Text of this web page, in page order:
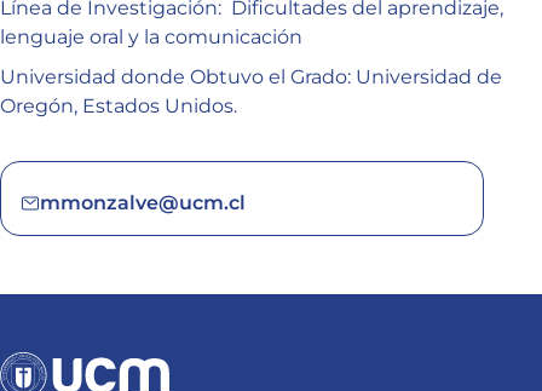
Línea de Investigación: Dificultades del aprendizaje,
lenguaje oral y la comunicación
Universidad donde Obtuvo el Grado: Universidad de
Oregón, Estados Unidos.
mmonzalve@ucm.cl